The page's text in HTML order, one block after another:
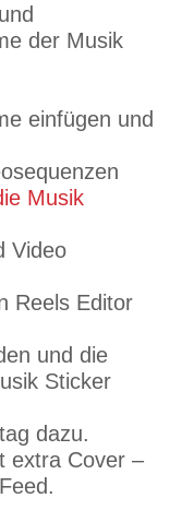
der Musik
einfügen und
Musik
Video
Reels Editor
und die
Sticker
dazu.
extra Cover –